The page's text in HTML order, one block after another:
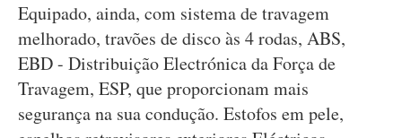
Equipado, ainda, com sistema de travagem
melhorado, travões de disco às 4 rodas, ABS,
EBD - Distribuição Electrónica da Força de
Travagem, ESP, que proporcionam mais
segurança na sua condução. Estofos em pele,